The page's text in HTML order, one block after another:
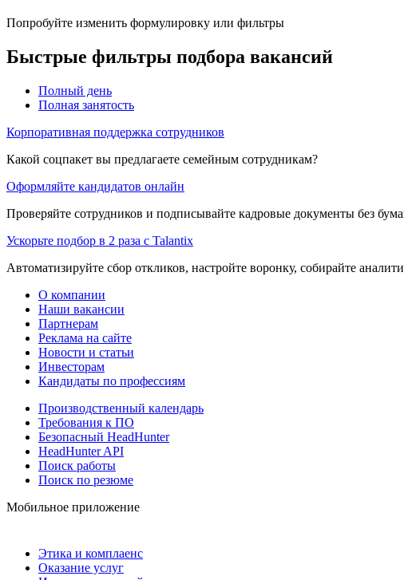
Попробуйте изменить формулировку или фильтры
Быстрые фильтры подбора вакансий
Полный день
Полная занятость
Корпоративная поддержка сотрудников
Какой соцпакет вы предлагаете семейным сотрудникам?
Оформляйте кандидатов онлайн
Проверяйте сотрудников и подписывайте кадровые документы без
Ускорьте подбор в 2 раза с Talantix
Автоматизируйте сбор откликов, настройте воронку, собирайте
О компании
Наши вакансии
Партнерам
Реклама на сайте
Новости и статьи
Инвесторам
Кандидаты по профессиям
Производственный календарь
Требования к ПО
Безопасный HeadHunter
HeadHunter API
Поиск работы
Поиск по резюме
Мобильное приложение
Этика и комплаенс
Оказание услуг